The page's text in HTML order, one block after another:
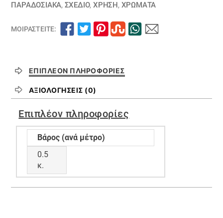
ΠΑΡΑΔΟΣΙΑΚΑ, ΣΧΕΔΙΟ,ΧΡΗΣΗ, ΧΡΏΜΑΤΑ
ΜΟΙΡΑΣΤΕΊΤΕ:
ΕΠΙΠΛΈΟΝ ΠΛΗΡΟΦΟΡΊΕΣ
ΑΞΙΟΛΟΓΉΣΕΙΣ (0)
Επιπλέον πληροφορίες
Βάρος (ανά μέτρο)
0.5
κ.